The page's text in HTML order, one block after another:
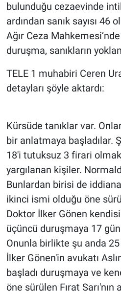
bulunduğu cezaevinde
ardından sanık sayısı 46
Ağır Ceza
duruşma, sanıkların
TELE 1 muhabiri Ceren
detayları şöyle aktardı:
Kürsüde tanıklar var.
bir anlatmaya başladılar.
18'i tutuksuz 3 firari
yargılanan kişiler.
Bunlardan birisi de
ikinci ismi olduğu öne
Doktor İlker Gönen
üçüncü duruşmaya 17 gün
Onunla birlikte şu anda
İlker Gönen'in avukatı
başladı duruşmaya ve
öne sürülen Fırat Sarı'nın
Koronavirüs
Kültür Sanat
Ne demişti
Nedir
Programlar
Sağlık
Spor
Teknoloji
Türkiye'nin Geleceği
Türkiye'nin Gündemi
Yerel Gündem